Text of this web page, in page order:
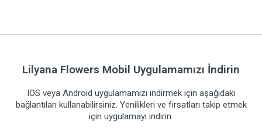
Lilyana Flowers Mobil Uygulamamızı İndirin
IOS veya Android uygulamamızı indirmek için aşağıdaki
bağlantıları kullanabilirsiniz. Yenilikleri ve fırsatları takip etmek
için uygulamayı indirin.